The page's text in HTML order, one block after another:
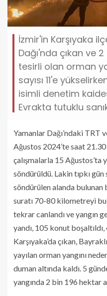
İzmir'in Karşıyaka
Dağı'nda çıkan ve
tesirli olan orman
sayısı 11'e
isimli denetim
Evrakta tutuklu
Yamanlar Dağı’ndaki TRT
Ağustos 2024’te saat 21.30
çalışmalarla 15 Ağustos’ta
söndürüldü. Lakin tıpkı gün
söndürülen alanda
suratı 70-80 kilometreyi
tekrar canlandı ve yangın
yandı, 105 konut
Karşıyaka’da çıkan,
yayılan orman yangını
duman altında kaldı. 5
yangında 2 bin 196 hektar